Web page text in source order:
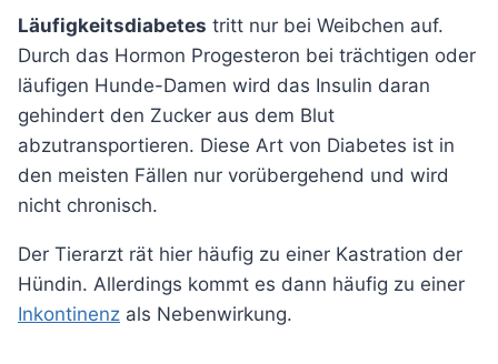
Läufigkeitsdiabetes tritt nur bei Weibchen auf.
Durch das Hormon Progesteron bei trächtigen oder
läufigen Hunde-Damen wird das Insulin daran
gehindert den Zucker aus dem Blut
abzutransportieren. Diese Art von Diabetes ist in
den meisten Fällen nur vorübergehend und wird
nicht chronisch.
Der Tierarzt rät hier häufig zu einer Kastration der
Hündin. Allerdings kommt es dann häufig zu einer
Inkontinenz als Nebenwirkung.